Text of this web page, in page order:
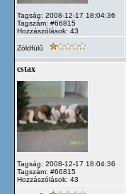
Tagság: 2008-12-17 18:04:36
Tagszám: #66815
Hozzászólások: 43
Zöldfülű
cstax
Tagság: 2008-12-17 18:04:36
Tagszám: #66815
Hozzászólások: 43